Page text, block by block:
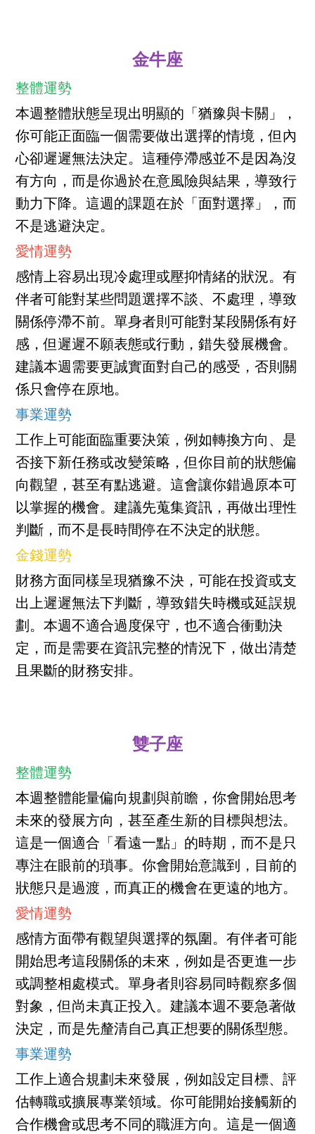
金牛座
整體運勢
本週整體狀態呈現出明顯的「猶豫與卡關」，
你可能正面臨一個需要做出選擇的情境，但內
心卻遲遲無法決定。這種停滯感並不是因為沒
有方向，而是你過於在意風險與結果，導致行
動力下降。這週的課題在於「面對選擇」，而
不是逃避決定。
愛情運勢
感情上容易出現冷處理或壓抑情緒的狀況。有
伴者可能對某些問題選擇不談、不處理，導致
關係停滯不前。單身者則可能對某段關係有好
感，但遲遲不願表態或行動，錯失發展機會。
建議本週需要更誠實面對自己的感受，否則關
係只會停在原地。
事業運勢
工作上可能面臨重要決策，例如轉換方向、是
否接下新任務或改變策略，但你目前的狀態偏
向觀望，甚至有點逃避。這會讓你錯過原本可
以掌握的機會。建議先蒐集資訊，再做出理性
判斷，而不是長時間停在不決定的狀態。
金錢運勢
財務方面同樣呈現猶豫不決，可能在投資或支
出上遲遲無法下判斷，導致錯失時機或延誤規
劃。本週不適合過度保守，也不適合衝動決
定，而是需要在資訊完整的情況下，做出清楚
且果斷的財務安排。
雙子座
整體運勢
本週整體能量偏向規劃與前瞻，你會開始思考
未來的發展方向，甚至產生新的目標與想法。
這是一個適合「看遠一點」的時期，而不是只
專注在眼前的瑣事。你會開始意識到，目前的
狀態只是過渡，而真正的機會在更遠的地方。
愛情運勢
感情方面帶有觀望與選擇的氛圍。有伴者可能
開始思考這段關係的未來，例如是否更進一步
或調整相處模式。單身者則容易同時觀察多個
對象，但尚未真正投入。建議本週不要急著做
決定，而是先釐清自己真正想要的關係型態。
事業運勢
工作上適合規劃未來發展，例如設定目標、評
估轉職或擴展專業領域。你可能開始接觸新的
合作機會或思考不同的職涯方向。這是一個適